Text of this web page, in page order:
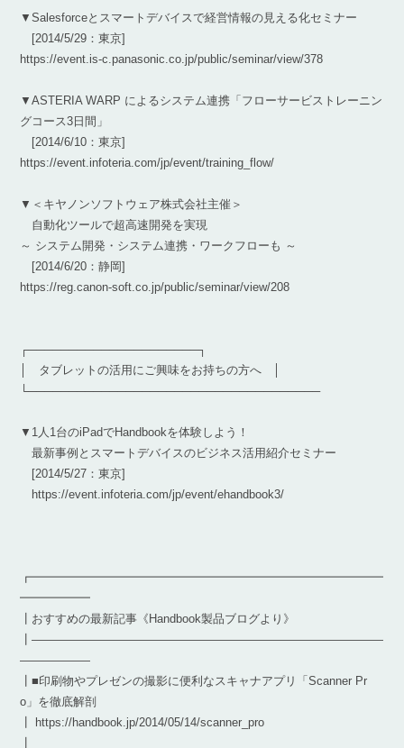
▼Salesforceとスマートデバイスで経営情報の見える化セミナー
[2014/5/29：東京]
https://event.is-c.panasonic.co.jp/public/seminar/view/378
▼ASTERIA WARP によるシステム連携「フローサービストレーニン
グコース3日間」
[2014/6/10：東京]
https://event.infoteria.com/jp/event/training_flow/
▼＜キヤノンソフトウェア株式会社主催＞
自動化ツールで超高速開発を実現
～ システム開発・システム連携・ワークフローも ～
[2014/6/20：静岡]
https://reg.canon-soft.co.jp/public/seminar/view/208
┌─────────────────────┐
│ タブレットの活用にご興味をお持ちの方へ │
└────────────────────────────────────
▼1人1台のiPadでHandbookを体験しよう！
最新事例とスマートデバイスのビジネス活用紹介セミナー
[2014/5/27：東京]
https://event.infoteria.com/jp/event/ehandbook3/
┏━━━━━━━━━━━━━━━━━━━━━━━━━━━━━━
━━━━━━
┃おすすめの最新記事《Handbook製品ブログより》
┃――――――――――――――――――――――――――――――
――――――
┃■印刷物やプレゼンの撮影に便利なスキャナアプリ「Scanner Pr
o」を徹底解剖
┃ https://handbook.jp/2014/05/14/scanner_pro